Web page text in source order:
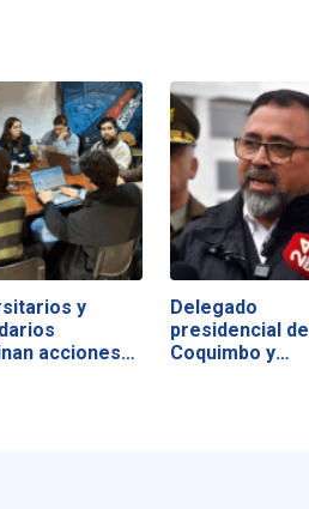
y
acciones…
Delegado
presidencial de
Coquimbo y